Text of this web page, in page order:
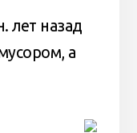
лет назад
а